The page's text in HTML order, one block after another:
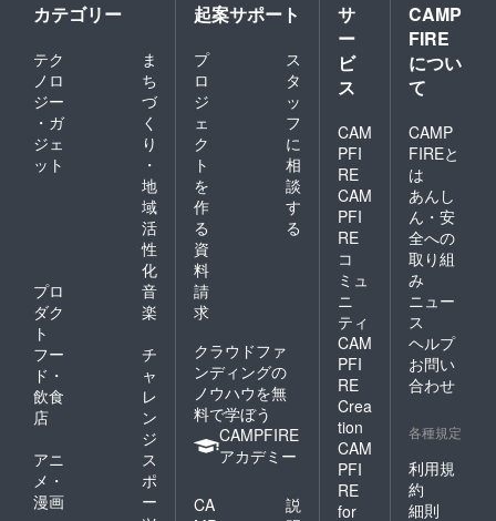
カテゴリー
テク
ノロ
ジー
・ガ
ジェ
ット
ま
ち
づ
く
り
・
地
域
活
性
化
プロ
ダク
ト
音
楽
フー
ド・
飲食
店
チ
ャ
レ
ン
ジ
アニ
メ・
漫画
ス
ポ
ー
起案サポート
プ
ロ
ジ
ェ
ク
ト
を
作
る
ス
タ
ッ
フ
に
相
談
す
る
資
料
請
求
クラウドファ
ンディングの
ノウハウを無
料で学ぼう
CAMPFIRE
アカデミー
CA
説
サ
ー
ビ
ス
CAM
PFI
RE
CAM
PFI
RE
コ
ミュ
ニ
ティ
CAM
PFI
RE
Crea
tion
CAM
PFI
RE
for
CAMP
FIRE
につい
て
CAMP
FIREと
は
あんし
ん・安
全への
取り組
み
ニュー
ス
ヘルプ
お問い
合わせ
各種規定
利用規
約
細則